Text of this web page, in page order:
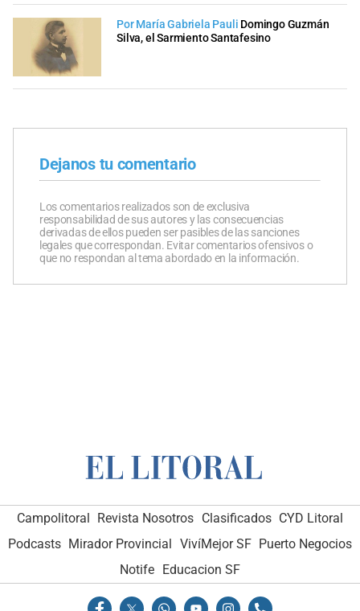
Por María Gabriela Pauli Domingo Guzmán
Silva, el Sarmiento Santafesino
Dejanos tu comentario
Los comentarios realizados son de exclusiva
responsabilidad de sus autores y las consecuencias
derivadas de ellos pueden ser pasibles de las sanciones
legales que correspondan. Evitar comentarios ofensivos o
que no respondan al tema abordado en la información.
Campolitoral Revista Nosotros Clasificados CYD Litoral
Podcasts Mirador Provincial VivíMejor SF Puerto Negocios
Notife Educacion SF